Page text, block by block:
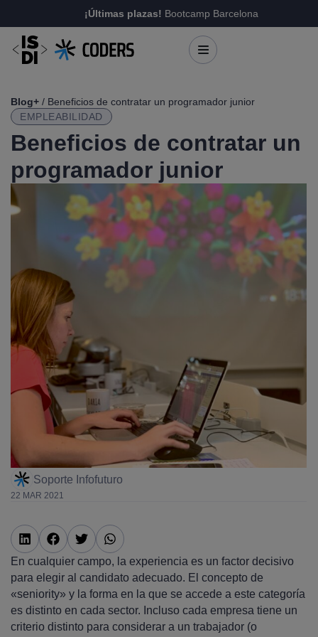
¡Últimas plazas! Bootcamp Barcelona
Blog+ / Beneficios de contratar un programador junior
EMPLEABILIDAD
Beneficios de contratar un
programador junior
Soporte Infofuturo
22 MAR 2021
En cualquier campo, la experiencia es un factor decisivo
para elegir al candidato adecuado. El concepto de
«seniority» y la forma en la que se accede a este categoría
es distinto en cada sector. Incluso cada empresa tiene un
criterio distinto para considerar a un trabajador (o